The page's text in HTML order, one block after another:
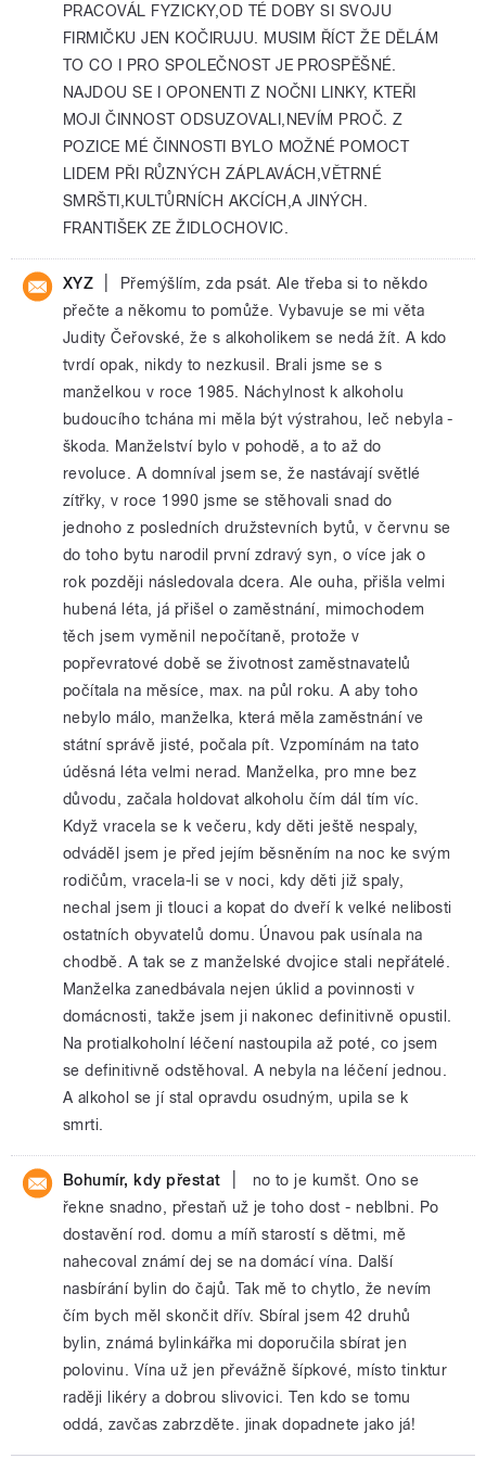
PRACOVÁL FYZICKY,OD TÉ DOBY SI SVOJU
FIRMIČKU JEN KOČIRUJU. MUSIM ŘÍCT ŽE DĚLÁM
TO CO I PRO SPOLEČNOST JE PROSPĚŠNÉ.
NAJDOU SE I OPONENTI Z NOČNI LINKY, KTEŘI
MOJI ČINNOST ODSUZOVALI,NEVÍM PROČ. Z
POZICE MÉ ČINNOSTI BYLO MOŽNÉ POMOCT
LIDEM PŘI RŮZNÝCH ZÁPLAVÁCH,VĚTRNÉ
SMRŠTI,KULTŮRNÍCH AKCÍCH,A JINÝCH.
FRANTIŠEK ZE ŽIDLOCHOVIC.
XYZ
Přemýšlím, zda psát. Ale třeba si to někdo
přečte a někomu to pomůže. Vybavuje se mi věta
Judity Čeřovské, že s alkoholikem se nedá žít. A kdo
tvrdí opak, nikdy to nezkusil. Brali jsme se s
manželkou v roce 1985. Náchylnost k alkoholu
budoucího tchána mi měla být výstrahou, leč nebyla -
škoda. Manželství bylo v pohodě, a to až do
revoluce. A domníval jsem se, že nastávají světlé
zítřky, v roce 1990 jsme se stěhovali snad do
jednoho z posledních družstevních bytů, v červnu se
do toho bytu narodil první zdravý syn, o více jak o
rok později následovala dcera. Ale ouha, přišla velmi
hubená léta, já přišel o zaměstnání, mimochodem
těch jsem vyměnil nepočítaně, protože v
popřevratové době se životnost zaměstnavatelů
počítala na měsíce, max. na půl roku. A aby toho
nebylo málo, manželka, která měla zaměstnání ve
státní správě jisté, počala pít. Vzpomínám na tato
úděsná léta velmi nerad. Manželka, pro mne bez
důvodu, začala holdovat alkoholu čím dál tím víc.
Když vracela se k večeru, kdy děti ještě nespaly,
odváděl jsem je před jejím běsněním na noc ke svým
rodičům, vracela-li se v noci, kdy děti již spaly,
nechal jsem ji tlouci a kopat do dveří k velké nelibosti
ostatních obyvatelů domu. Únavou pak usínala na
chodbě. A tak se z manželské dvojice stali nepřátelé.
Manželka zanedbávala nejen úklid a povinnosti v
domácnosti, takže jsem ji nakonec definitivně opustil.
Na protialkoholní léčení nastoupila až poté, co jsem
se definitivně odstěhoval. A nebyla na léčení jednou.
A alkohol se jí stal opravdu osudným, upila se k
smrti.
Bohumír, kdy přestat
no to je kumšt. Ono se
řekne snadno, přestaň už je toho dost - neblbni. Po
dostavění rod. domu a míň starostí s dětmi, mě
nahecoval známí dej se na domácí vína. Další
nasbírání bylin do čajů. Tak mě to chytlo, že nevím
čím bych měl skončit dřív. Sbíral jsem 42 druhů
bylin, známá bylinkářka mi doporučila sbírat jen
polovinu. Vína už jen převážně šípkové, místo tinktur
raději likéry a dobrou slivovici. Ten kdo se tomu
oddá, zavčas zabrzděte. jinak dopadnete jako já!